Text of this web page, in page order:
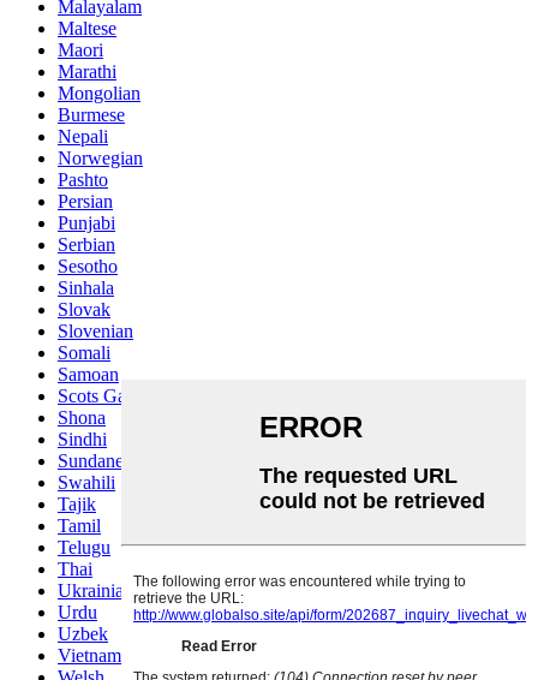
Malayalam
Maltese
Maori
Marathi
Mongolian
Burmese
Nepali
Norwegian
Pashto
Persian
Punjabi
Serbian
Sesotho
Sinhala
Slovak
Slovenian
Somali
Samoan
Scots Gaelic
Shona
Sindhi
Sundanese
Swahili
Tajik
Tamil
Telugu
Thai
Ukrainian
Urdu
Uzbek
Vietnamese